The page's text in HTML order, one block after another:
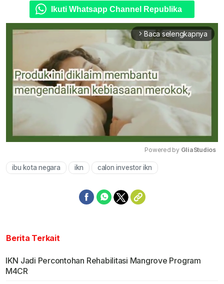
Ikuti Whatsapp Channel Republika
arrow_forward_ios Baca selengkapnya
Powered by GliaStudios
ibu kota negara ikn calon investor ikn
Berita Terkait
IKN Jadi Percontohan Rehabilitasi Mangrove Program
M4CR